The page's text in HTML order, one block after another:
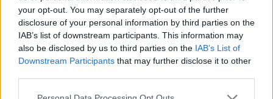
your opt-out. You may separately opt-out of the further
disclosure of your personal information by third parties on the
IAB’s list of downstream participants. This information may
also be disclosed by us to third parties on the IAB’s List of
Downstream Participants that may further disclose it to other
Please note that this website/app uses one or more Google